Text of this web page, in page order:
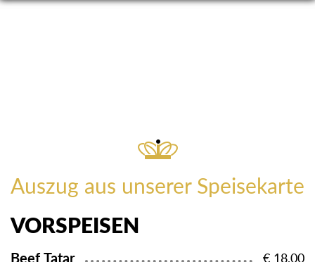
Auszug aus unserer Speisekarte
VORSPEISEN
Beef Tatar € 18,00